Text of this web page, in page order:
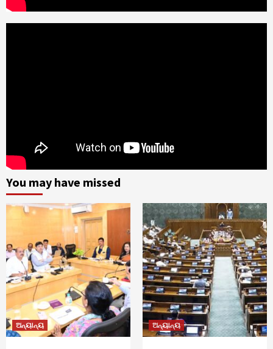
You may have missed
ଅନ୍ୟାନ୍ୟ ଅନ୍ୟାନ୍ୟ